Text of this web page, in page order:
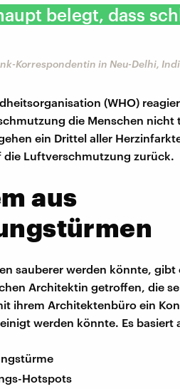
belegt, dass
Korrespondentin in Neu-Delhi,
(WHO)
die Menschen nicht
ein Drittel aller
Luftverschmutzung zurück.
aus
sauberer werden könnte, gibt
Architektin getroffen, die
ihrem Architektenbüro ein
werden könnte. Es basiert
Hotspots